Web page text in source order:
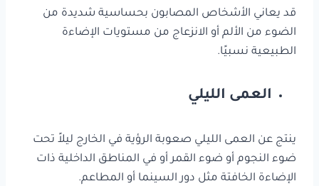
قد يعاني الأشخاص المصابون بحساسية شديدة من
الضوء من الألم أو الانزعاج من مستويات الإضاءة
الطبيعية نسبيًا.
العمى الليلي
ينتج عن العمى الليلي صعوبة الرؤية في الخارج ليلاً تحت
ضوء النجوم أو ضوء القمر أو في المناطق الداخلية ذات
الإضاءة الخافتة مثل دور السينما أو المطاعم.